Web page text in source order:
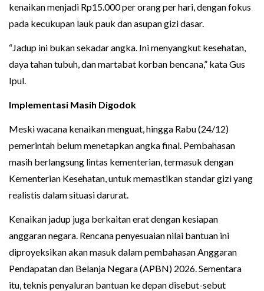
kenaikan menjadi Rp15.000 per orang per hari, dengan fokus
pada kecukupan lauk pauk dan asupan gizi dasar.
“Jadup ini bukan sekadar angka. Ini menyangkut kesehatan,
daya tahan tubuh, dan martabat korban bencana,” kata Gus
Ipul.
Implementasi Masih Digodok
Meski wacana kenaikan menguat, hingga Rabu (24/12)
pemerintah belum menetapkan angka final. Pembahasan
masih berlangsung lintas kementerian, termasuk dengan
Kementerian Kesehatan, untuk memastikan standar gizi yang
realistis dalam situasi darurat.
Kenaikan jadup juga berkaitan erat dengan kesiapan
anggaran negara. Rencana penyesuaian nilai bantuan ini
diproyeksikan akan masuk dalam pembahasan Anggaran
Pendapatan dan Belanja Negara (APBN) 2026. Sementara
itu, teknis penyaluran bantuan ke depan disebut-sebut